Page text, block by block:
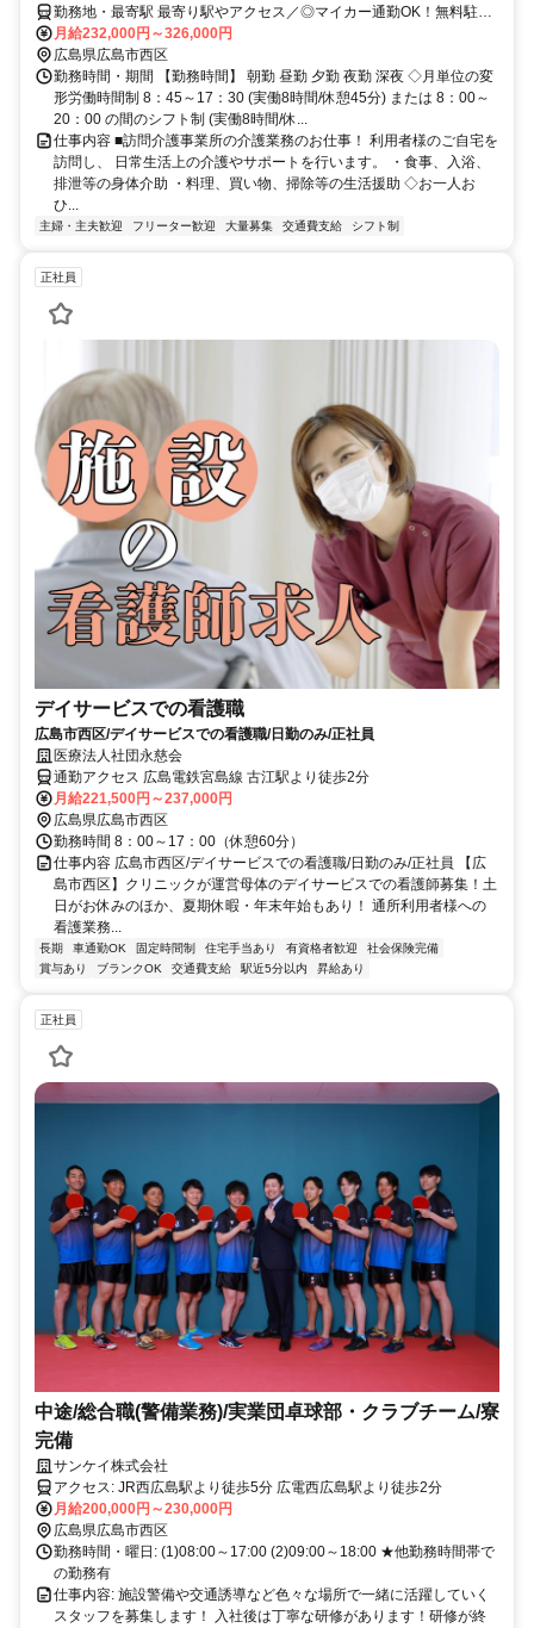
勤務地・最寄駅 最寄り駅やアクセス／◎マイカー通勤OK！無料駐車
場あり♪ ◎広電宮島線 古江駅から徒歩2分
月給232,000円～326,000円
広島県広島市西区
勤務時間・期間 【勤務時間】 朝勤 昼勤 夕勤 夜勤 深夜 ◇月単位の変
形労働時間制 8：45～17：30 (実働8時間/休憩45分) または 8：00～
20：00 の間のシフト制 (実働8時間/休...
仕事内容 ■訪問介護事業所の介護業務のお仕事！ 利用者様のご自宅を
訪問し、 日常生活上の介護やサポートを行います。 ・食事、入浴、
排泄等の身体介助 ・料理、買い物、掃除等の生活援助 ◇お一人お
ひ...
主婦・主夫歓迎 フリーター歓迎 大量募集 交通費支給 シフト制
正社員
デイサービスでの看護職
広島市西区/デイサービスでの看護職/日勤のみ/正社員
医療法人社団永慈会
通勤アクセス 広島電鉄宮島線 古江駅より徒歩2分
月給221,500円～237,000円
広島県広島市西区
勤務時間 8：00～17：00（休憩60分）
仕事内容 広島市西区/デイサービスでの看護職/日勤のみ/正社員 【広
島市西区】クリニックが運営母体のデイサービスでの看護師募集！土
日がお休みのほか、夏期休暇・年末年始もあり！ 通所利用者様への
看護業務...
長期 車通勤OK 固定時間制 住宅手当あり 有資格者歓迎
社会保険完備
賞与あり
ブランクOK 交通費支給 駅近5分以内 昇給あり
正社員
中途/総合職(警備業務)/実業団卓球部・クラブチーム/寮
完備
サンケイ株式会社
アクセス: JR西広島駅より徒歩5分 広電西広島駅より徒歩2分
月給200,000円～230,000円
広島県広島市西区
勤務時間・曜日: (1)08:00～17:00 (2)09:00～18:00 ★他勤務時間帯で
の勤務有
仕事内容: 施設警備や交通誘導など色々な場所で一緒に活躍していく
スタッフを募集します！ 入社後は丁寧な研修があります！研修が終